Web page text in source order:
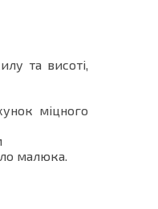
та висоті,
міцного
малюка.